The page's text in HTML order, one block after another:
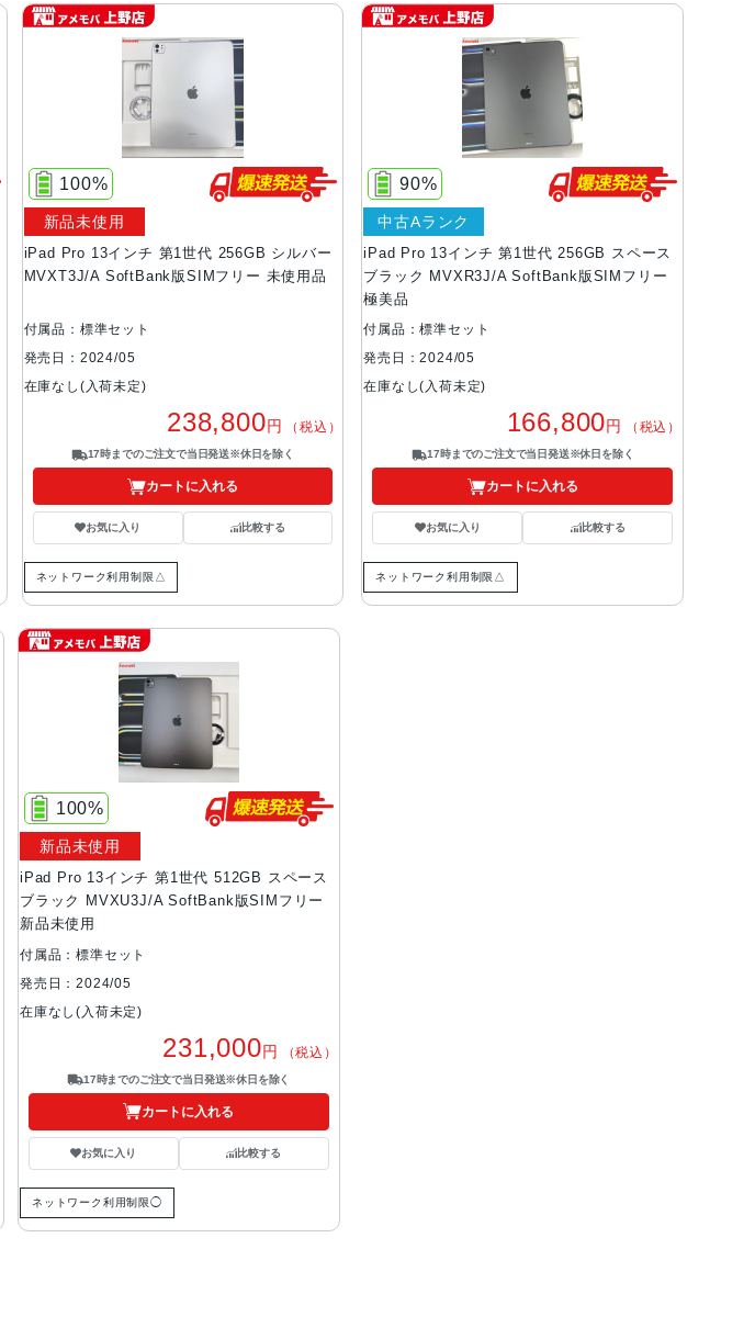
iPad Pro 13インチ 第1世代 256GB シルバー
MVXT3J/A SoftBank版SIMフリー 未使用品
100%
新品未使用
付属品：標準セット
発売日：2024/05
在庫なし(入荷未定)
238,800円 （税込）
17時までのご注文で当日発送※休日を除く
カートに入れる
お気に入り 比較する
ネットワーク利用制限△
iPad Pro 13インチ 第1世代 256GB スペース
ブラック MVXR3J/A SoftBank版SIMフリー
極美品
90%
中古Aランク
付属品：標準セット
発売日：2024/05
在庫なし(入荷未定)
166,800円 （税込）
17時までのご注文で当日発送※休日を除く
カートに入れる
お気に入り 比較する
ネットワーク利用制限△
iPad Pro 13インチ 第1世代 512GB スペース
ブラック MVXU3J/A SoftBank版SIMフリー
新品未使用
100%
新品未使用
付属品：標準セット
発売日：2024/05
在庫なし(入荷未定)
231,000円 （税込）
17時までのご注文で当日発送※休日を除く
カートに入れる
お気に入り 比較する
ネットワーク利用制限◯